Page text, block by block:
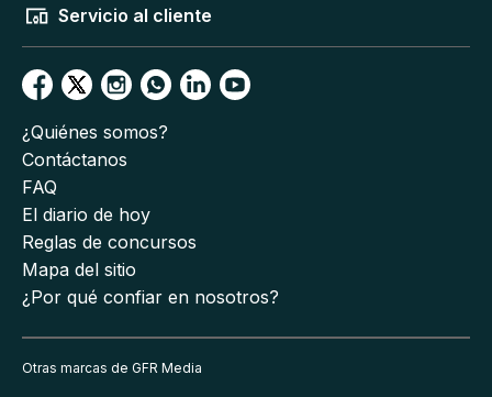
Servicio al cliente
¿Quiénes somos?
Contáctanos
FAQ
El diario de hoy
Reglas de concursos
Mapa del sitio
¿Por qué confiar en nosotros?
Otras marcas de GFR Media